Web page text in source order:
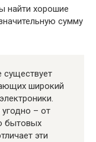
найти хорошие
сумму
существует
широкий
– от
бытовых
эти